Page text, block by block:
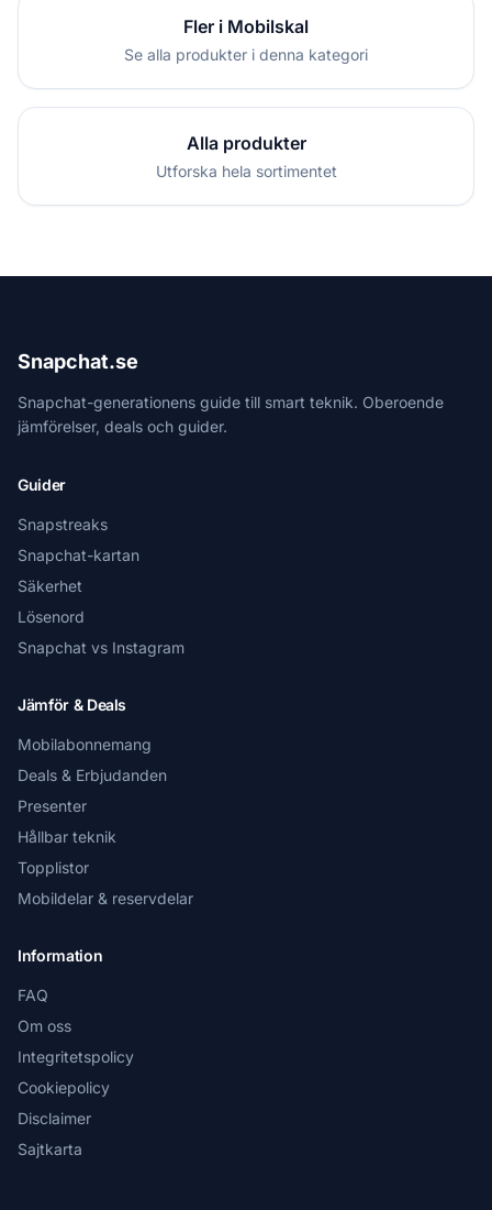
Fler i Mobilskal
Se alla produkter i denna kategori
Alla produkter
Utforska hela sortimentet
Snapchat.se
Snapchat-generationens guide till smart teknik. Oberoende
jämförelser, deals och guider.
Guider
Snapstreaks
Snapchat-kartan
Säkerhet
Lösenord
Snapchat vs Instagram
Jämför & Deals
Mobilabonnemang
Deals & Erbjudanden
Presenter
Hållbar teknik
Topplistor
Mobildelar & reservdelar
Information
FAQ
Om oss
Integritetspolicy
Cookiepolicy
Disclaimer
Sajtkarta